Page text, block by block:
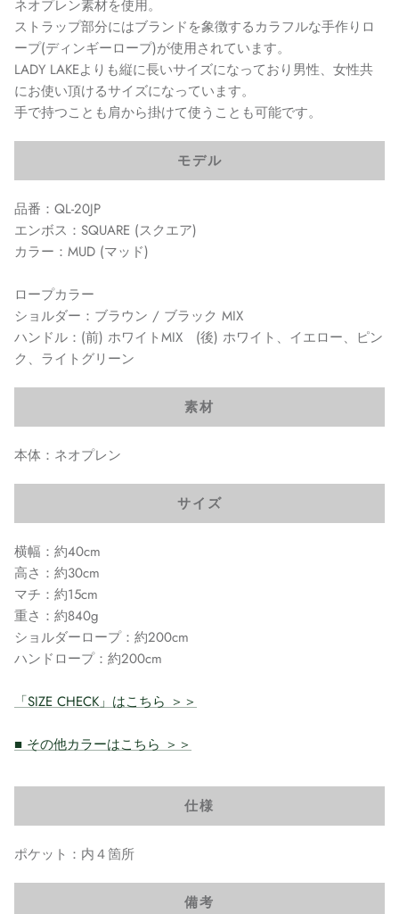
ネオプレン素材を使用。
ストラップ部分にはブランドを象徴するカラフルな手作りロ
ープ(ディンギーロープ)が使用されています。
LADY LAKEよりも縦に長いサイズになっており男性、女性共
にお使い頂けるサイズになっています。
手で持つことも肩から掛けて使うことも可能です。
モデル
品番：QL-20JP
エンボス：SQUARE (スクエア)
カラー：MUD (マッド)
ロープカラー
ショルダー：ブラウン / ブラック MIX
ハンドル：(前) ホワイトMIX (後) ホワイト、イエロー、ピン
ク、ライトグリーン
素材
本体：ネオプレン
サイズ
横幅：約40cm
高さ：約30cm
マチ：約15cm
重さ：約840g
ショルダーロープ：約200cm
ハンドロープ：約200cm
「SIZE CHECK」はこちら ＞＞
■ その他カラーはこちら ＞＞
仕様
ポケット：内４箇所
備考